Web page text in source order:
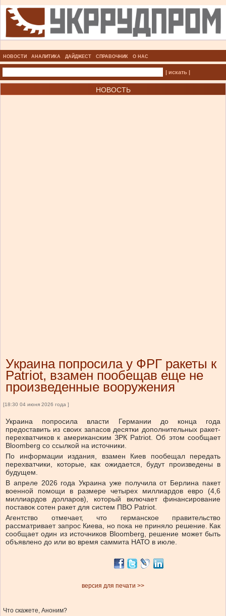
НОВОСТИ АНАЛИТИКА ДАЙДЖЕСТ СПРАВОЧНИК О НАС
| искать |
НОВОСТЬ
Украина попросила у ФРГ ракеты к
Patriot, взамен пообещав еще не
произведенные вооружения
[18:30 04 июня 2026 года ]
Украина попросила власти Германии до конца года
предоставить из своих запасов десятки дополнительных ракет-
перехватчиков к американским ЗРК Patriot. Об этом сообщает
Bloomberg со ссылкой на источники.
По информации издания, взамен Киев пообещал передать
перехватчики, которые, как ожидается, будут произведены в
будущем.
В апреле 2026 года Украина уже получила от Берлина пакет
военной помощи в размере четырех миллиардов евро (4,6
миллиардов долларов), который включает финансирование
поставок сотен ракет для систем ПВО Patriot.
Агентство отмечает, что германское правительство
рассматривает запрос Киева, но пока не приняло решение. Как
сообщает один из источников Bloomberg, решение может быть
объявлено до или во время саммита НАТО в июле.
версия для печати >>
Что скажете, Аноним?